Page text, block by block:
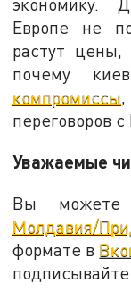
экономику.
Европе не
растут
почему
компромиссы
переговоров
Уважаемые
Вы можете
Молдавия/
формате в